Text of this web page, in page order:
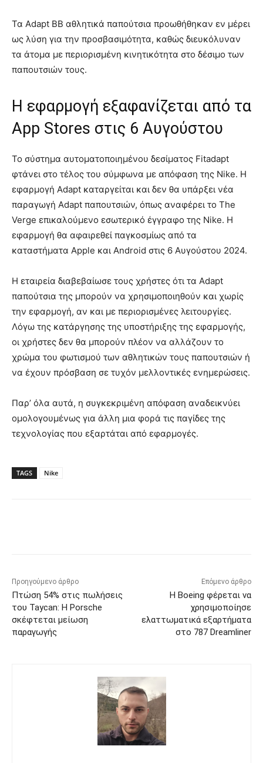
Τα Adapt BB αθλητικά παπούτσια προωθήθηκαν εν μέρει
ως λύση για την προσβασιμότητα, καθώς διευκόλυναν
τα άτομα με περιορισμένη κινητικότητα στο δέσιμο των
παπουτσιών τους.
Η εφαρμογή εξαφανίζεται από τα
App Stores στις 6 Αυγούστου
Το σύστημα αυτοματοποιημένου δεσίματος Fitadapt
φτάνει στο τέλος του σύμφωνα με απόφαση της Nike. Η
εφαρμογή Adapt καταργείται και δεν θα υπάρξει νέα
παραγωγή Adapt παπουτσιών, όπως αναφέρει το The
Verge επικαλούμενο εσωτερικό έγγραφο της Nike. Η
εφαρμογή θα αφαιρεθεί παγκοσμίως από τα
καταστήματα Apple και Android στις 6 Αυγούστου 2024.
Η εταιρεία διαβεβαίωσε τους χρήστες ότι τα Adapt
παπούτσια της μπορούν να χρησιμοποιηθούν και χωρίς
την εφαρμογή, αν και με περιορισμένες λειτουργίες.
Λόγω της κατάργησης της υποστήριξης της εφαρμογής,
οι χρήστες δεν θα μπορούν πλέον να αλλάζουν το
χρώμα του φωτισμού των αθλητικών τους παπουτσιών ή
να έχουν πρόσβαση σε τυχόν μελλοντικές ενημερώσεις.
Παρ’ όλα αυτά, η συγκεκριμένη απόφαση αναδεικνύει
ομολογουμένως για άλλη μια φορά τις παγίδες της
τεχνολογίας που εξαρτάται από εφαρμογές.
TAGS Nike
Προηγούμενο άρθρο
Πτώση 54% στις πωλήσεις
του Taycan: Η Porsche
σκέφτεται μείωση
παραγωγής
Επόμενο άρθρο
Η Boeing φέρεται να
χρησιμοποίησε
ελαττωματικά εξαρτήματα
στο 787 Dreamliner